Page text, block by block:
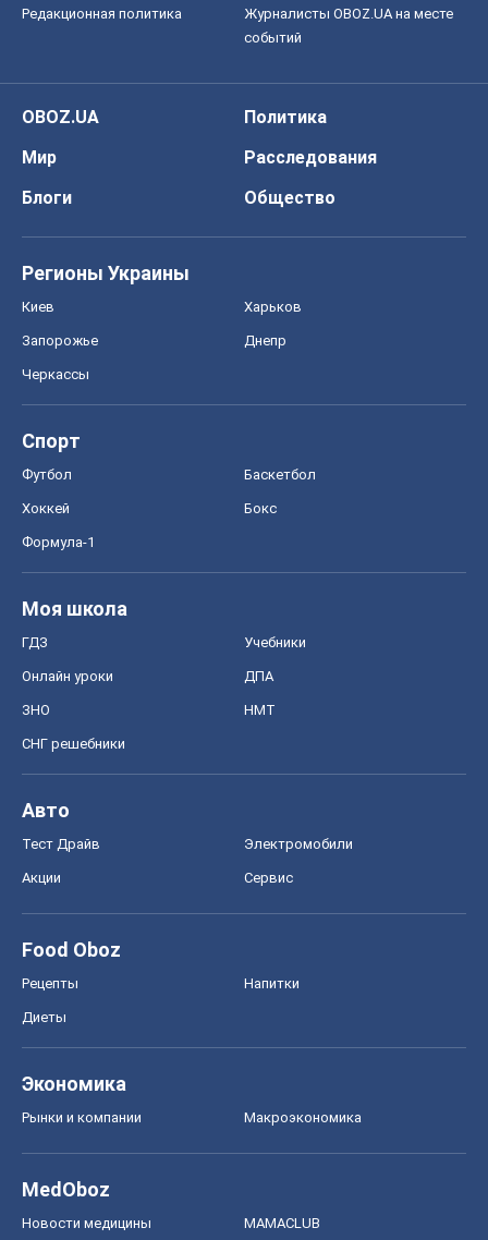
Редакционная политика
Журналисты OBOZ.UA на месте
событий
OBOZ.UA
Политика
Мир
Расследования
Блоги
Общество
Регионы Украины
Киев Харьков
Запорожье Днепр
Черкассы
Спорт
Футбол Баскетбол
Хоккей Бокс
Формула-1
Моя школа
ГДЗ Учебники
Онлайн уроки ДПА
ЗНО НМТ
СНГ решебники
Авто
Тест Драйв Электромобили
Акции Сервис
Food Oboz
Рецепты Напитки
Диеты
Экономика
Рынки и компании Mакроэкономика
MedOboz
Новости медицины MAMACLUB